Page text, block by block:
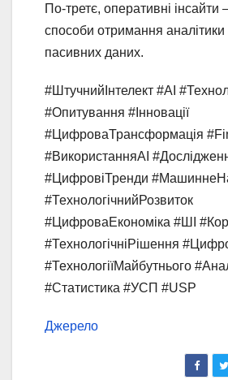
По-третє, оперативні інсайти
способи отримання аналітики
пасивних даних.
#ШтучнийІнтелект #AI
#Опитування #Інновації
#ЦифроваТрансформація
#ВикористанняAI
#ЦифровіТренди
#ТехнологічнийРозвиток
#ЦифроваЕкономіка #ШІ
#ТехнологічніРішення
#ТехнологіїМайбутнього
#Статистика #УСП #USP
Джерело